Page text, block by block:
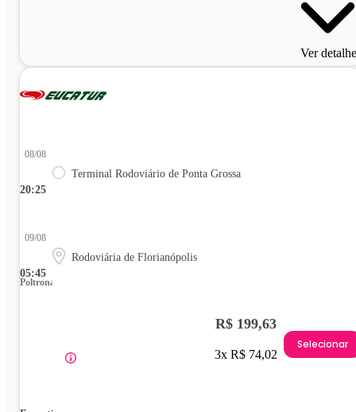
Ver
20:25
08/08
Terminal Rodoviário de Ponta Grossa
05:45
09/08
Rodoviária de Florianópolis
Poltrona
R$ 199,63
3x R$ 74,02
Selecionar